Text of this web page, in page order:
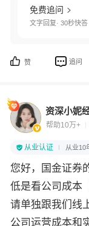
免费追问
文字回复· 30秒快答
赞 追问
资深小妮
帮助10万+
从业认证 从业10
您好，国金证券
低是看公司成本
请单独跟我们线
公司运营成本和